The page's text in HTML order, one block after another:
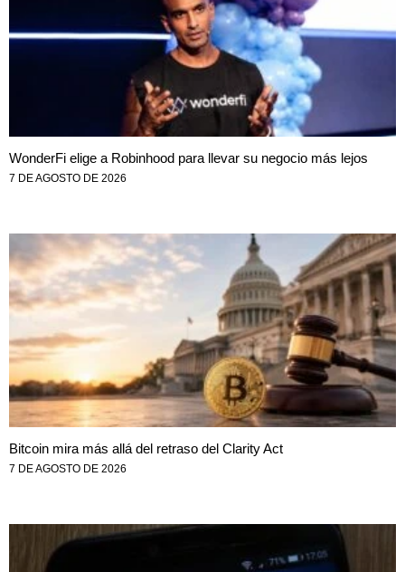
WonderFi elige a Robinhood para llevar su negocio más lejos
7 DE AGOSTO DE 2026
Bitcoin mira más allá del retraso del Clarity Act
7 DE AGOSTO DE 2026